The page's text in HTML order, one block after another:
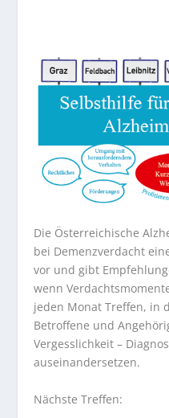
Die Österreichische
bei Demenzverdacht
vor und gibt
wenn
jeden Monat Treffen, in
Betroffene und
Vergesslichkeit –
auseinandersetzen.
Nächste Treffen: